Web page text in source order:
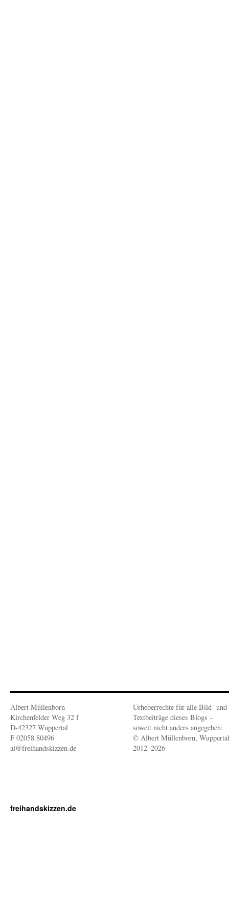
Albert Müllenborn
Kirchenfelder Weg 32 f
D-42327 Wuppertal
F 02058.80496
al@freihandskizzen.de
Urheberrechte für alle Bild- und
Textbeiträge dieses Blogs –
soweit nicht anders angegeben:
© Albert Müllenborn, Wuppertal
2012–2026
freihandskizzen.de